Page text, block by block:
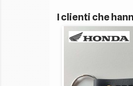
I clienti che